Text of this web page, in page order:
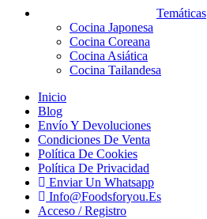
Temáticas
Cocina Japonesa
Cocina Coreana
Cocina Asiática
Cocina Tailandesa
Inicio
Blog
Envío Y Devoluciones
Condiciones De Venta
Política De Cookies
Política De Privacidad
Enviar Un Whatsapp
Info@foodsforyou.es
Acceso / Registro